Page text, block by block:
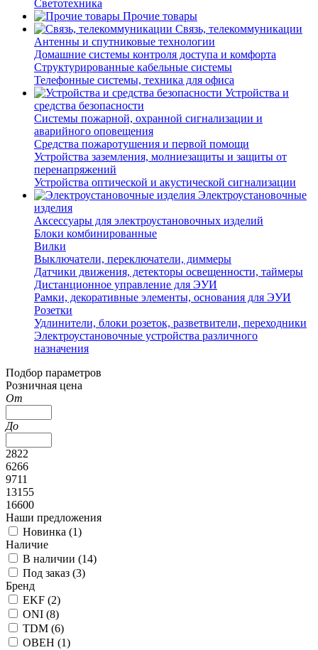
Светотехника
Прочие товары
Связь, телекоммуникации
Антенны и спутниковые технологии
Домашние системы контроля доступа и комфорта
Структурированные кабельные системы
Телефонные системы, техника для офиса
Устройства и
средства безопасности
Системы пожарной, охранной сигнализации и
аварийного оповещения
Средства пожаротушения и первой помощи
Устройства заземления, молниезащиты и защиты от
перенапряжений
Устройства оптической и акустической сигнализации
Электроустановочные
изделия
Аксессуары для электроустановочных изделий
Блоки комбинированные
Вилки
Выключатели, переключатели, диммеры
Датчики движения, детекторы освещенности, таймеры
Дистанционное управление для ЭУИ
Рамки, декоративные элементы, основания для ЭУИ
Розетки
Удлинители, блоки розеток, разветвители, переходники
Электроустановочные устройства различного
назначения
Подбор параметров
Розничная цена
От
До
2822
6266
9711
13155
16600
Наши предложения
Новинка (1)
Наличие
В наличии (14)
Под заказ (3)
Бренд
EKF (2)
ONI (8)
TDM (6)
ОВЕН (1)